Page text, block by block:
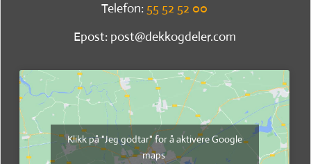
Telefon: 55 52 52 00
Epost: post@dekkogdeler.com
Klikk på "Jeg godtar" for å aktivere Google
maps